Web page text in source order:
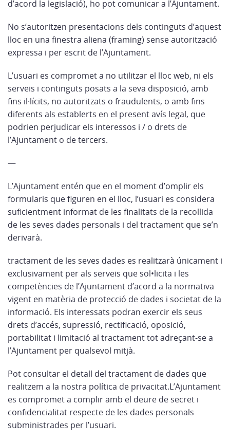
d’acord la legislació), ho pot comunicar a l’Ajuntament.
No s’autoritzen presentacions dels continguts d’aquest
lloc en una finestra aliena (framing) sense autorització
expressa i per escrit de l’Ajuntament.
L’usuari es compromet a no utilitzar el lloc web, ni els
serveis i continguts posats a la seva disposició, amb
fins il·lícits, no autoritzats o fraudulents, o amb fins
diferents als establerts en el present avís legal, que
podrien perjudicar els interessos i / o drets de
l’Ajuntament o de tercers.
—
L’Ajuntament entén que en el moment d’omplir els
formularis que figuren en el lloc, l’usuari es considera
suficientment informat de les finalitats de la recollida
de les seves dades personals i del tractament que se’n
derivarà.
tractament de les seves dades es realitzarà únicament i
exclusivament per als serveis que sol•licita i les
competències de l’Ajuntament d’acord a la normativa
vigent en matèria de protecció de dades i societat de la
informació. Els interessats podran exercir els seus
drets d’accés, supressió, rectificació, oposició,
portabilitat i limitació al tractament tot adreçant-se a
l’Ajuntament per qualsevol mitjà.
Pot consultar el detall del tractament de dades que
realitzem a la nostra política de privacitat.L’Ajuntament
es compromet a complir amb el deure de secret i
confidencialitat respecte de les dades personals
subministrades per l’usuari.